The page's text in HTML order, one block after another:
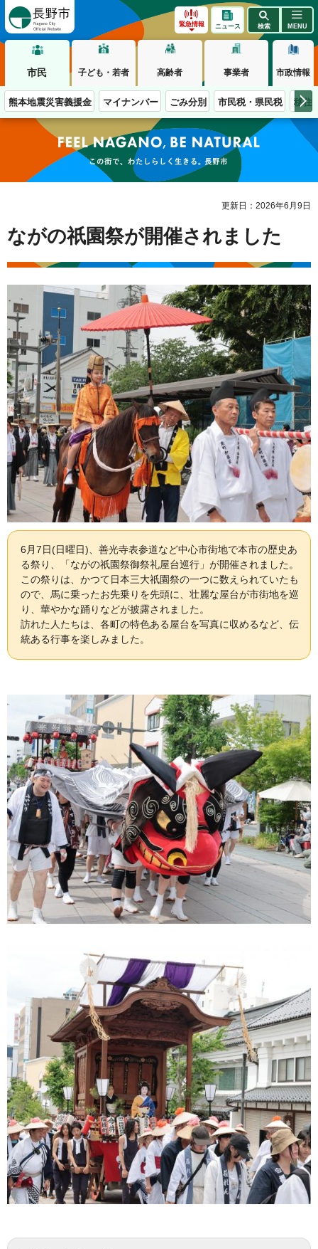
緊急情報 ニュース 検索 MENU
市民 子ども・若者 高齢者 事業者 市政情報
熊本地震災害義援金 マイナンバー ごみ分別 市民税・県民税 移住
この街で、わたしらしく生きる。長野市
更新日：2026年6月9日
ながの祇園祭が開催されました
6月7日(日曜日)、善光寺表参道など中心市街地で本市の歴史あ
る祭り、「ながの祇園祭御祭礼屋台巡行」が開催されました。
この祭りは、かつて日本三大祇園祭の一つに数えられていたも
ので、馬に乗ったお先乗りを先頭に、壮麗な屋台が市街地を巡
り、華やかな踊りなどが披露されました。
訪れた人たちは、各町の特色ある屋台を写真に収めるなど、伝
統ある行事を楽しみました。